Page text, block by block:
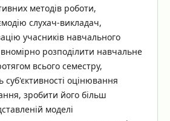
методів роботи,
слухач-викладач,
учасників навчального
розподілити навчальне
всього семестру,
оцінювання
зробити його більш
моделі